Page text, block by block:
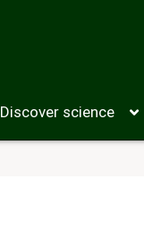
Discover science